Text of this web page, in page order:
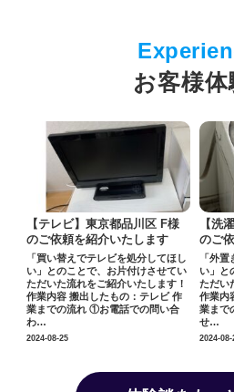
お客様体
【洗濯機】東京都品川区 W様
のご依頼を紹介いたします
「外置きの洗濯機を片付けてほし
い」とのことで、お片付けさせてい
ただいた流れをご紹介いたします！
作業内容 搬出したもの：洗濯機 作
業までの流れ ①お電話での問い合わ
せ…
2024-08-25
【タ
のご
「施
てほし
せてい
ます！
ンス
問…
2024-08-